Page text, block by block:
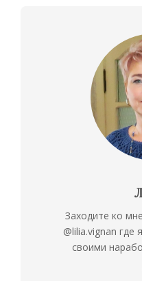
Заходите ко
@lilia.vignan
своими